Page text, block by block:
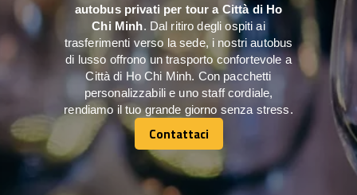
autobus privati per tour a Città di Ho
Chi Minh. Dal ritiro degli ospiti ai
trasferimenti verso la sede, i nostri autobus
di lusso offrono un trasporto confortevole a
Città di Ho Chi Minh. Con pacchetti
personalizzabili e uno staff cordiale,
rendiamo il tuo grande giorno senza stress.
Contattaci
Contattaci